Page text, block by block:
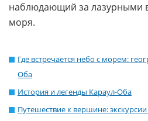
наблюдающий за лазурными
моря.
Где встречается небо с морем:
Оба
История и легенды Караул-Оба
Путешествие к вершине: